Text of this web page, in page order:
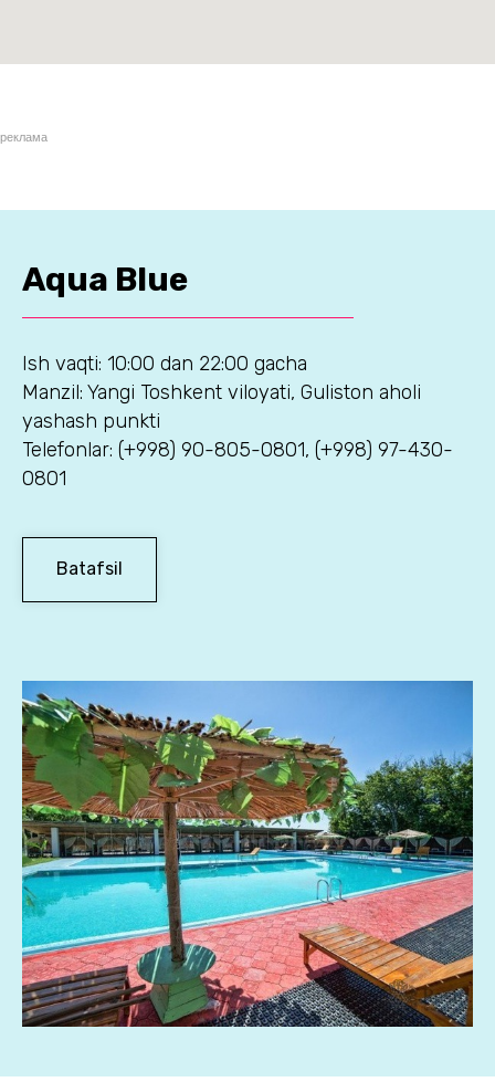
реклама
Aqua Blue
Ish vaqti: 10:00 dan 22:00 gacha
Manzil: Yangi Toshkent viloyati, Guliston aholi
yashash punkti
Telefonlar: (+998) 90-805-0801, (+998) 97-430-
0801
Batafsil